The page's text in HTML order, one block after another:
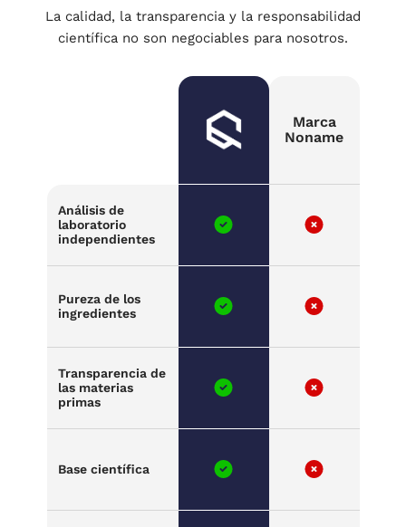
La calidad, la transparencia y la responsabilidad
científica no son negociables para nosotros.
Marca
Noname
Análisis de
laboratorio
independientes
Pureza de los
ingredientes
Transparencia de
las materias
primas
Base científica